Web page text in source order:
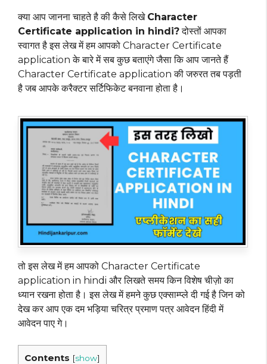
क्या आप जानना चाहते है की कैसे लिखे Character
Certificate application in hindi?दोस्तों आपका
स्वागत है इस लेख में हम आपको Character Certificate
application के बारे में सब कुछ बताएंगे जैसा कि आप जानते हैं
Character Certificate application की जरुरत तब पड़ती
है जब आपके करैक्टर सर्टिफिकेट बनवाना होता है।
तो इस लेख में हम आपको Character Certificate
application in hindi और लिखते समय किन विशेष चीज़ो का
ध्यान रखना होता है। इस लेख में हमने कुछ एक्साम्प्ले दी गई है जिन को
देख कर आप एक दम भड़िया चरित्र प्रमाण पत्र आवेदन हिंदी में
आवेदन पाए गे।
Contents [show]